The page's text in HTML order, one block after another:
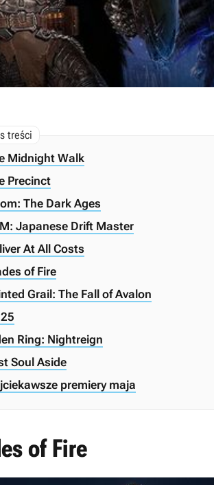
Midnight Walk
Precinct
The Dark Ages
Japanese Drift Master
At All Costs
of Fire
Grail: The Fall of Avalon
Ring: Nightreign
Soul Aside
premiery maja
of Fire